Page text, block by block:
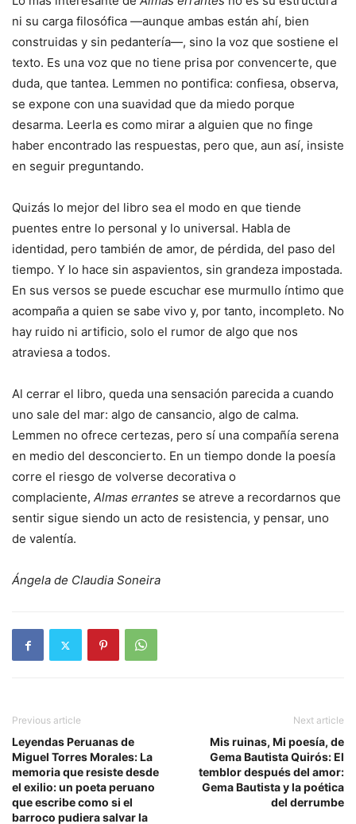
ni su carga filosófica —aunque ambas están ahí, bien
construidas y sin pedantería—, sino la voz que sostiene el
texto. Es una voz que no tiene prisa por convencerte, que
duda, que tantea. Lemmen no pontifica: confiesa, observa,
se expone con una suavidad que da miedo porque
desarma. Leerla es como mirar a alguien que no finge
haber encontrado las respuestas, pero que, aun así, insiste
en seguir preguntando.
Quizás lo mejor del libro sea el modo en que tiende
puentes entre lo personal y lo universal. Habla de
identidad, pero también de amor, de pérdida, del paso del
tiempo. Y lo hace sin aspavientos, sin grandeza impostada.
En sus versos se puede escuchar ese murmullo íntimo que
acompaña a quien se sabe vivo y, por tanto, incompleto. No
hay ruido ni artificio, solo el rumor de algo que nos
atraviesa a todos.
Al cerrar el libro, queda una sensación parecida a cuando
uno sale del mar: algo de cansancio, algo de calma.
Lemmen no ofrece certezas, pero sí una compañía serena
en medio del desconcierto. En un tiempo donde la poesía
corre el riesgo de volverse decorativa o
complaciente, Almas errantes se atreve a recordarnos que
sentir sigue siendo un acto de resistencia, y pensar, uno
de valentía.
Ángela de Claudia Soneira
Previous article
Leyendas Peruanas de
Miguel Torres Morales: La
memoria que resiste desde
el exilio: un poeta peruano
que escribe como si el
barroco pudiera salvar la
Next article
Mis ruinas, Mi poesía, de
Gema Bautista Quirós: El
temblor después del amor:
Gema Bautista y la poética
del derrumbe